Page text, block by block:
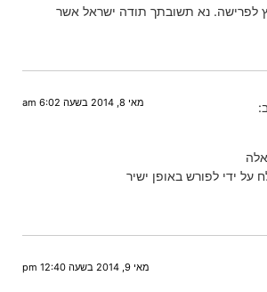
לפרישה. נא תשובתך תודה ישראל אשר
מאי 8, 2014 בשעה 6:02 am
על ידי לפורש באופן ישיר
מאי 9, 2014 בשעה 12:40 pm